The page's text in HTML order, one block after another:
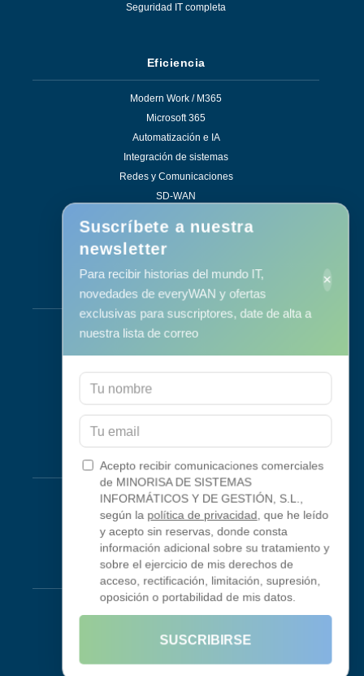
Seguridad IT completa
Eficiencia
Modern Work / M365
Microsoft 365
Automatización e IA
Integración de sistemas
Redes y Comunicaciones
SD-WAN
Servicios
Soporte y mantenimiento
Programa RID
Conectividad
Looking Glass
Smokeping
Legal
Aviso Legal
Política de privacidad
Política de cookies
Suscríbete a nuestra
newsletter
Para recibir historias del mundo IT,
novedades de everyWAN y ofertas
exclusivas para suscriptores, date de alta a
nuestra lista de correo
×
Acepto recibir comunicaciones comerciales
de MINORISA DE SISTEMAS
INFORMÁTICOS Y DE GESTIÓN, S.L.,
según la política de privacidad, que he leído
y acepto sin reservas, donde consta
información adicional sobre su tratamiento y
sobre el ejercicio de mis derechos de
acceso, rectificación, limitación, supresión,
oposición o portabilidad de mis datos.
SUSCRIBIRSE